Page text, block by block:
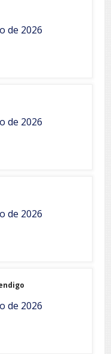
de 2026
de 2026
de 2026
de 2026